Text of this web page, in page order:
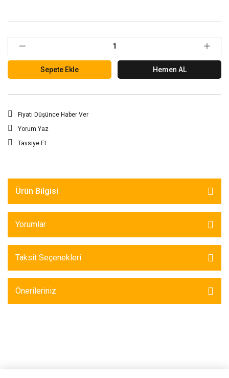
Sepete Ekle Hemen AL
Fiyatı Düşünce Haber Ver
Yorum Yaz
Tavsiye Et
Ürün Bilgisi
Yorumlar
Taksit Seçenekleri
Önerileriniz